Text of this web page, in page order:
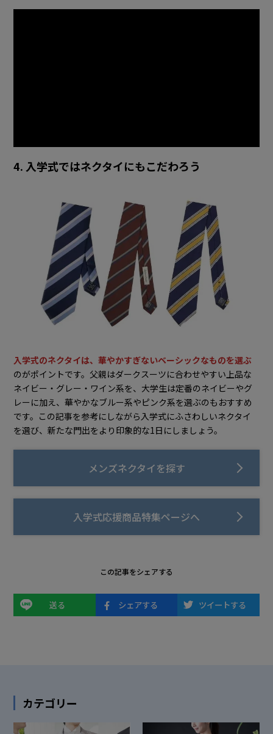
4. 入学式ではネクタイにもこだわろう
入学式のネクタイは、華やかすぎないベーシックなものを選ぶ
のがポイントです。父親はダークスーツに合わせやすい上品な
ネイビー・グレー・ワイン系を、大学生は定番のネイビーやグ
レーに加え、華やかなブルー系やピンク系を選ぶのもおすすめ
です。この記事を参考にしながら入学式にふさわしいネクタイ
を選び、新たな門出をより印象的な1日にしましょう。
メンズネクタイを探す
入学式応援商品特集ページへ
この記事をシェアする
送る シェアする ツイートする
カテゴリー